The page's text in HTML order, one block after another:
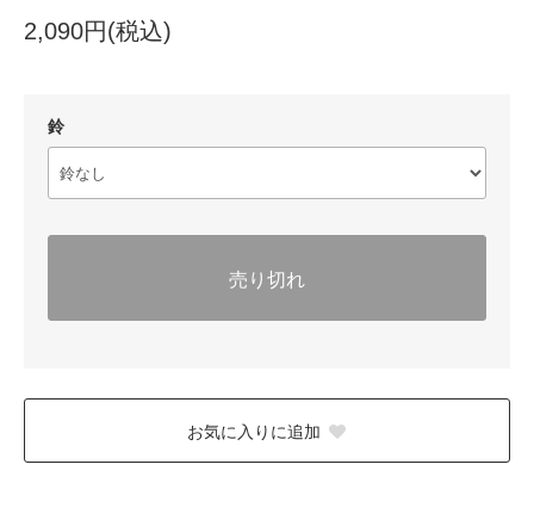
2,090円(税込)
鈴
売り切れ
お気に入りに追加